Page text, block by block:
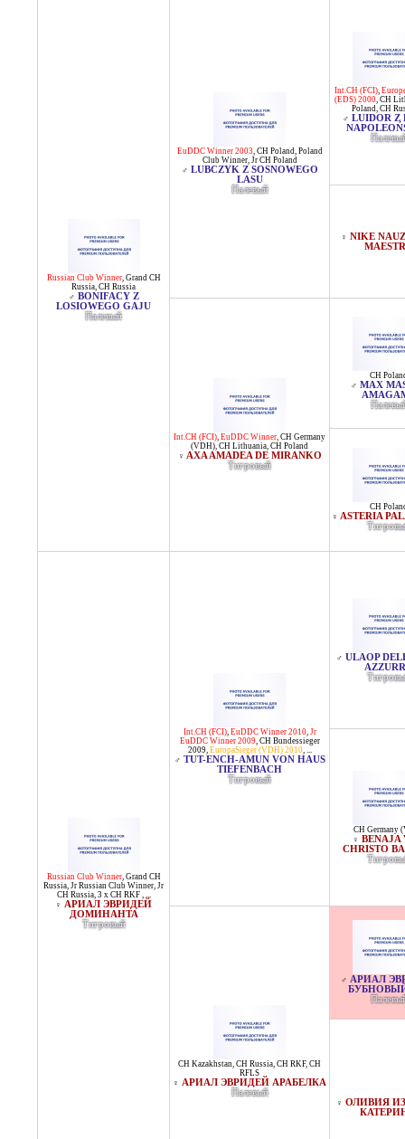
Russian Club Winner, Grand CH
Russia, CH Russia
♂ BONIFACY Z
LOSIOWEGO GAJU
Палевый
EuDDC Winner 2003, CH Poland, Poland
Club Winner, Jr CH Poland
♂ LUBCZYK Z SOSNOWEGO
LASU
Палевый
Int.CH (FCI),
(EDS) 2000, CH
Poland, CH
♂ LUIDOR Z
♀ NIKE
Int.CH (FCI), EuDDC Winner, CH Germany
(VDH), CH Lithuania, CH Poland
♀ AXA AMADEA DE MIRANKO
Тигровый
CH
♂ MAX
CH
♀ ASTERIA
Russian Club Winner, Grand CH
Russia, Jr Russian Club Winner, Jr
CH Russia, 3 x CH RKF, ...
♀ АРИАЛ ЭВРИДЕЙ
ДОМИНАНТА
Тигровый
Int.CH (FCI), EuDDC Winner 2010, Jr
EuDDC Winner 2009, CH Bundessieger
2009, EuropaSieger (VDH) 2010, ...
♂ TUT-ENCH-AMUN VON HAUS
TIEFENBACH
Тигровый
♂ ULAOP
CH Germany
♀ BENAJA
CHRISTO
CH Kazakhstan, CH Russia, CH RKF, CH
RFLS
♀ АРИАЛ ЭВРИДЕЙ АРАБЕЛКА
Палевый
♂ АРИАЛ
♀ ОЛИВИЯ